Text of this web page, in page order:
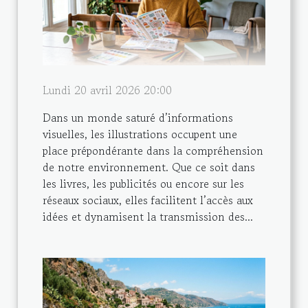
Lundi 20 avril 2026 20:00
Dans un monde saturé d’informations
visuelles, les illustrations occupent une
place prépondérante dans la compréhension
de notre environnement. Que ce soit dans
les livres, les publicités ou encore sur les
réseaux sociaux, elles facilitent l’accès aux
idées et dynamisent la transmission des...